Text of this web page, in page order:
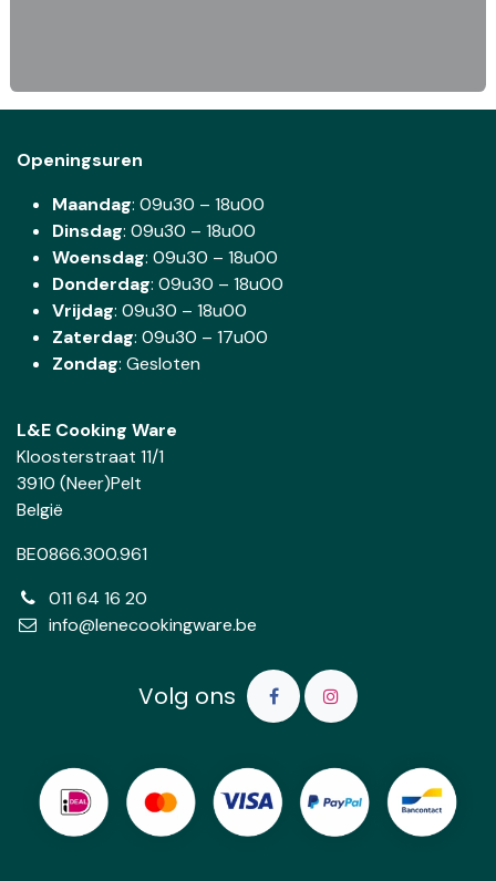
Openingsuren
Maandag: 09u30 – 18u00
Dinsdag: 09u30 – 18u00
Woensdag: 09u30 – 18u00
Donderdag: 09u30 – 18u00
Vrijdag: 09u30 – 18u00
Zaterdag: 09u30 – 17u00
Zondag: Gesloten
L&E Cooking Ware
Kloosterstraat 11/1
3910 (Neer)Pelt
België
BE0866.300.961
011 64 16 20
info@lenecookingware.be
Volg ons